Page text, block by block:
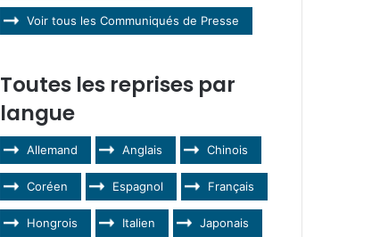
Voir tous les Communiqués de Presse
Toutes les reprises par
langue
Allemand Anglais Chinois
Coréen Espagnol Français
Hongrois Italien Japonais